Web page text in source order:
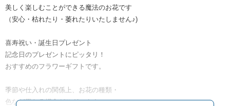
美しく楽しむことができる魔法のお花です
（安心・枯れたり・萎れたりいたしません♪)
喜寿祝い・誕生日プレゼント
記念日のプレゼントにピッタリ！
おすすめのフラワーギフトです。
季節や仕入れの関係上、お花の種類・
色など異なる場合がございます。